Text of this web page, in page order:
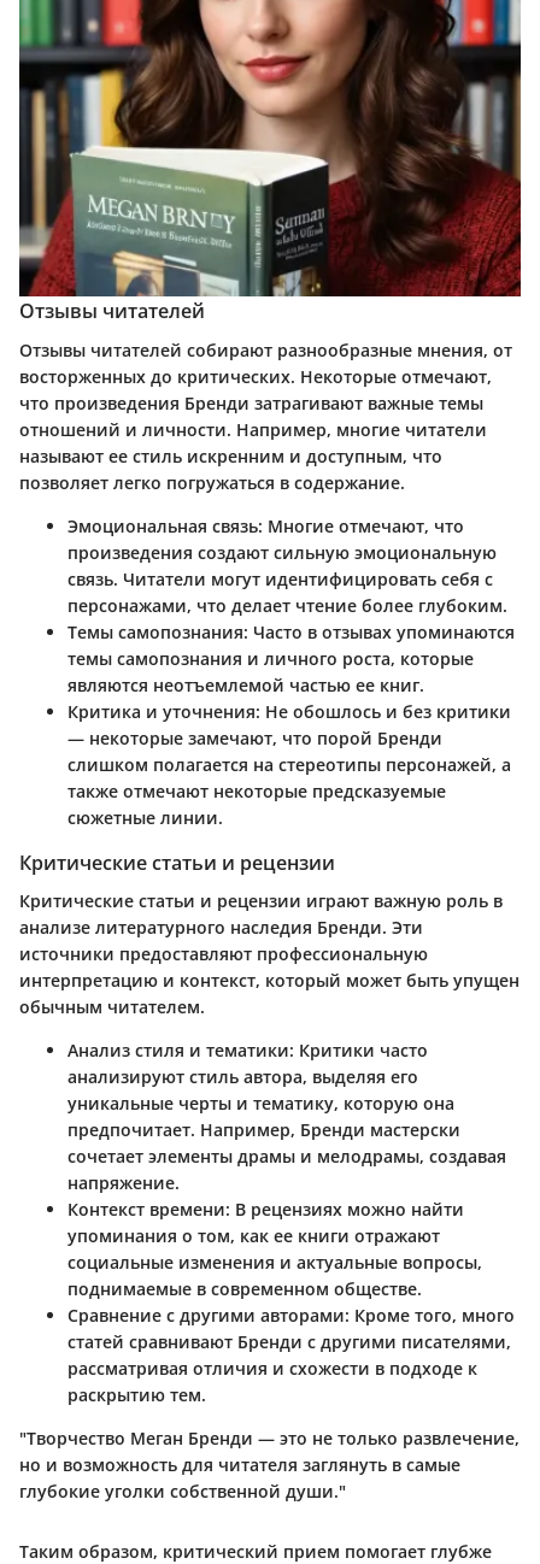
Отзывы читателей
Отзывы читателей собирают разнообразные мнения, от
восторженных до критических. Некоторые отмечают,
что произведения Бренди затрагивают важные темы
отношений и личности. Например, многие читатели
называют ее стиль искренним и доступным, что
позволяет легко погружаться в содержание.
Эмоциональная связь: Многие отмечают, что
произведения создают сильную эмоциональную
связь. Читатели могут идентифицировать себя с
персонажами, что делает чтение более глубоким.
Темы самопознания: Часто в отзывах упоминаются
темы самопознания и личного роста, которые
являются неотъемлемой частью ее книг.
Критика и уточнения: Не обошлось и без критики
— некоторые замечают, что порой Бренди
слишком полагается на стереотипы персонажей, а
также отмечают некоторые предсказуемые
сюжетные линии.
Критические статьи и рецензии
Критические статьи и рецензии играют важную роль в
анализе литературного наследия Бренди. Эти
источники предоставляют профессиональную
интерпретацию и контекст, который может быть упущен
обычным читателем.
Анализ стиля и тематики: Критики часто
анализируют стиль автора, выделяя его
уникальные черты и тематику, которую она
предпочитает. Например, Бренди мастерски
сочетает элементы драмы и мелодрамы, создавая
напряжение.
Контекст времени: В рецензиях можно найти
упоминания о том, как ее книги отражают
социальные изменения и актуальные вопросы,
поднимаемые в современном обществе.
Сравнение с другими авторами: Кроме того, много
статей сравнивают Бренди с другими писателями,
рассматривая отличия и схожести в подходе к
раскрытию тем.
"Творчество Меган Бренди — это не только развлечение,
но и возможность для читателя заглянуть в самые
глубокие уголки собственной души."
Таким образом, критический прием помогает глубже